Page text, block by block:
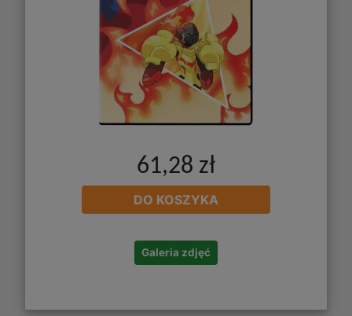
61,28 zł
DO KOSZYKA
Galeria zdjęć